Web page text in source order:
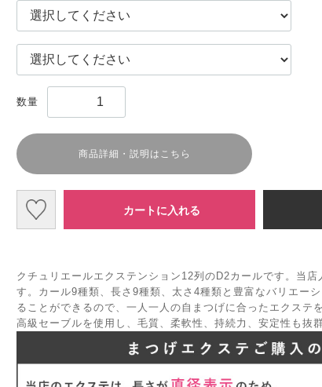
数量
商品詳細・説明はこちら
カートに入れる
クチュリエールエクステンション12列のD2カールです。当
す。カール9種類、長さ9種類、太さ4種類と豊富なバリエー
ることができるので、一人一人の自まつげに合ったエクステ
高級セーブルを使用し、毛質、柔軟性、持続力、安定性も抜群